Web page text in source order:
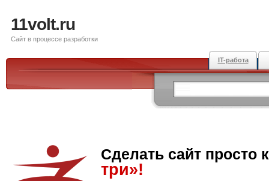
11volt.ru
Сайт в процессе разработки
IT-работа
Сделать сайт просто
три»!